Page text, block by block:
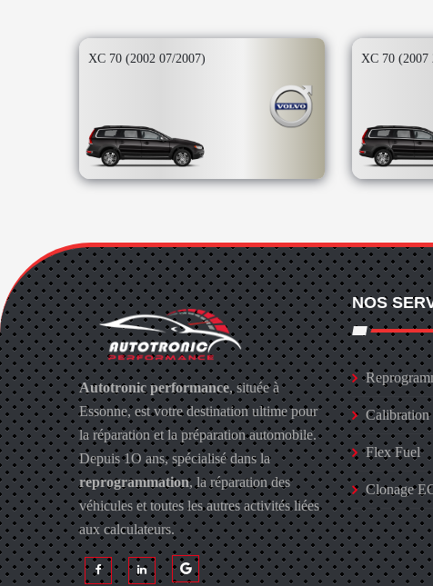
XC 70 (2002 07/2007) XC 70 (2007
Autotronic performance, située à
Essonne, est votre destination ultime pour
la réparation et la préparation automobile.
Depuis 1O ans, spécialisé dans la
reprogrammation, la réparation des
véhicules et toutes les autres activités liées
aux calculateurs.
NOS
Calibration
Flex Fuel
Clonage